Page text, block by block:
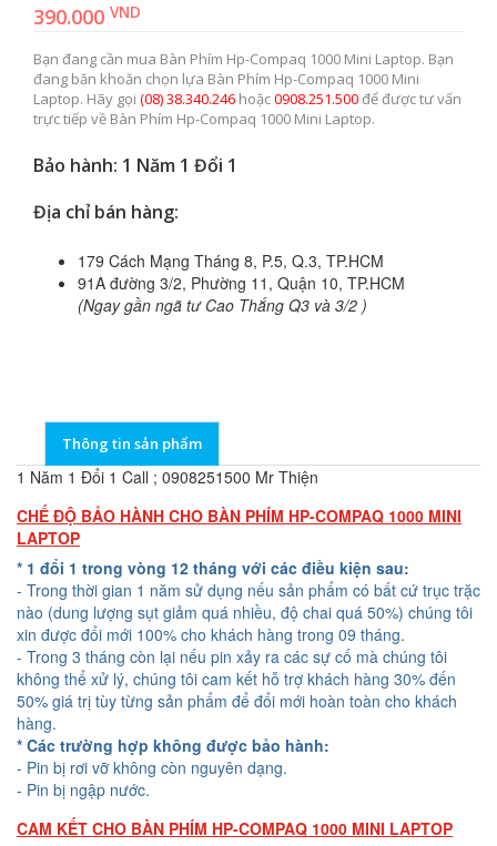
390.000 VND
Bạn đang cần mua Bàn Phím Hp-Compaq 1000 Mini Laptop. Bạn
đang băn khoăn chọn lựa Bàn Phím Hp-Compaq 1000 Mini
Laptop. Hãy gọi (08) 38.340.246 hoặc0908.251.500để được tư vấn
trực tiếp về Bàn Phím Hp-Compaq 1000 Mini Laptop.
Bảo hành: 1 Năm 1 Đổi 1
Địa chỉ bán hàng:
179 Cách Mạng Tháng 8, P.5, Q.3, TP.HCM
91A đường 3/2, Phường 11, Quận 10, TP.HCM
(Ngay gần ngã tư Cao Thắng Q3 và 3/2 )
Thông tin sản phẩm
1 Năm 1 Đổi 1 Call ; 0908251500 Mr Thiện
CHẾ ĐỘ BẢO HÀNH CHO BÀN PHÍM HP-COMPAQ 1000 MINI
LAPTOP
* 1 đổi 1 trong vòng 12 tháng với các điều kiện sau:
- Trong thời gian 1 năm sử dụng nếu sản phẩm có bất cứ trục trặc
nào (dung lượng sụt giảm quá nhiều, độ chai quá 50%) chúng tôi
xin được đổi mới 100% cho khách hàng trong 09 tháng.
- Trong 3 tháng còn lại nếu pin xảy ra các sự cố mà chúng tôi
không thể xử lý, chúng tôi cam kết hỗ trợ khách hàng 30% đến
50% giá trị tùy từng sản phẩm để đổi mới hoàn toàn cho khách
hàng.
* Các trường hợp không được bảo hành:
- Pin bị rơi vỡ không còn nguyên dạng.
- Pin bị ngập nước.
CAM KẾT CHO BÀN PHÍM HP-COMPAQ 1000 MINI LAPTOP